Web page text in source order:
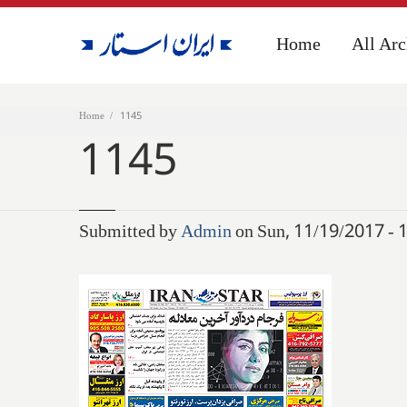
Home All
Home 1145
Home All
1145
Submitted byAdminon Sun, 11/19/2017 -